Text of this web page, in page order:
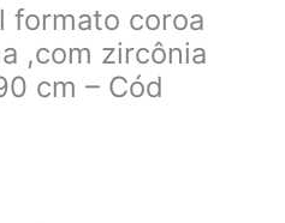
formato coroa
,com zircônia
cm – Cód